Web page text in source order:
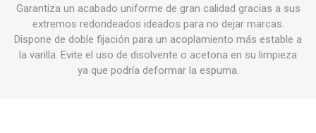
Garantiza un acabado uniforme de gran calidad gracias a sus
extremos redondeados ideados para no dejar marcas.
Dispone de doble fijación para un acoplamiento más estable a
la varilla. Evite el uso de disolvente o acetona en su limpieza
ya que podría deformar la espuma.